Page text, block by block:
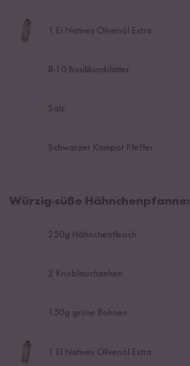
El Natives Olivenöl Extra
8- 10 Basilikumblätter
Salz
Schwarzer Kampot Pfeffer
Würzig-süße Hähnchenpfanne:
250g Hähnchenfleisch
2 Knoblauchzehen
150g grüne Bohnen
El Natives Olivenöl Extra